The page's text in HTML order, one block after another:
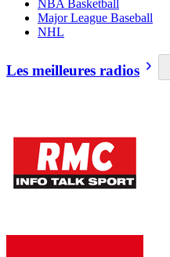
NBA Basketball
Major League Baseball
NHL
Les meilleures radios